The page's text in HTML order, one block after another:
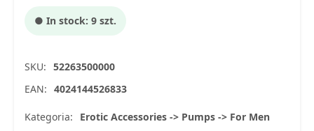
● In stock: 9 szt.
SKU: 52263500000
EAN: 4024144526833
Kategoria:
Erotic Accessories -> Pumps -> For Men